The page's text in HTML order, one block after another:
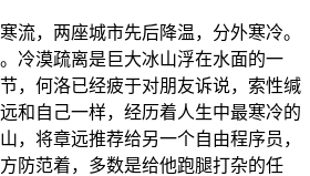
流，两座城市先后降温，分外寒冷。
冷漠疏离是巨大冰山浮在水面的一
，何洛已经疲于对朋友诉说，索性缄
和自己一样，经历着人生中最寒冷的
，将章远推荐给另一个自由程序员，
防范着，多数是给他跑腿打杂的任